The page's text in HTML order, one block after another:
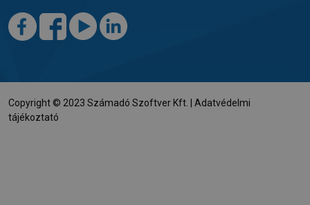
Copyright © 2023 Számadó Szoftver Kft. | Adatvédelmi
tájékoztató